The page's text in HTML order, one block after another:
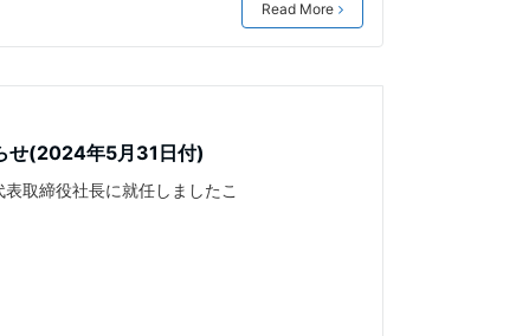
Read More
せ(2024年5月31日付)
取締役社長に就任しましたこ